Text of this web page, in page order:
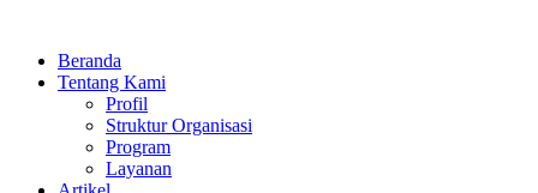
kontenBeranda
Tentang Kami
Profil
Struktur Organisasi
Program
Layanan